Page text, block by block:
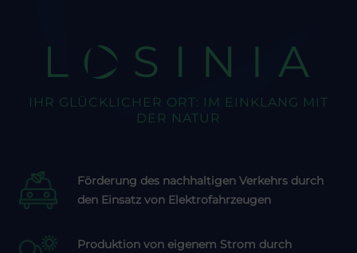
LOSINIA
IHR GLÜCKLICHER ORT: IM EINKLANG MIT
DER NATUR
Förderung des nachhaltigen Verkehrs durch
den Einsatz von Elektrofahrzeugen
Produktion von eigenem Strom durch